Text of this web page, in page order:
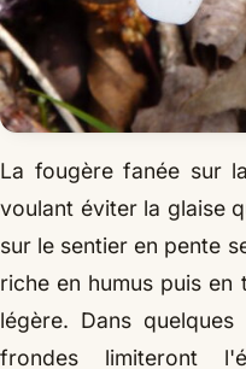
La fougère fanée sur
voulant éviter la glaise
sur le sentier en pente
riche en humus puis
légère. Dans quelques
frondes limiteront